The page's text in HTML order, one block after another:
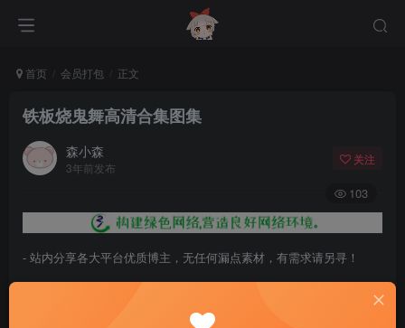
首页 会员打包 正文
铁板烧鬼舞高清合集图集
森小森
3年前发布
关注
103
- 站内分享各大平台优质博主，无任何漏点素材，有需求请另寻！
- 百度网盘提示提取码错误，请更换浏览器重试，这是百度网盘版本问